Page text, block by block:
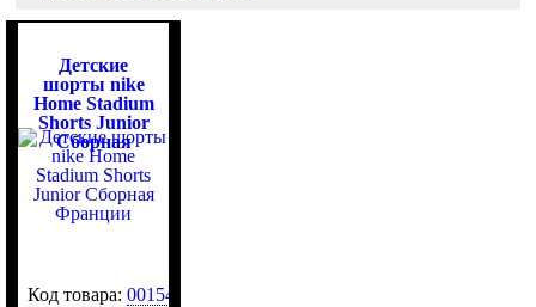
Детские
шорты nike
Home Stadium
Shorts Junior
Сборная
Франции
Код товара:0015454